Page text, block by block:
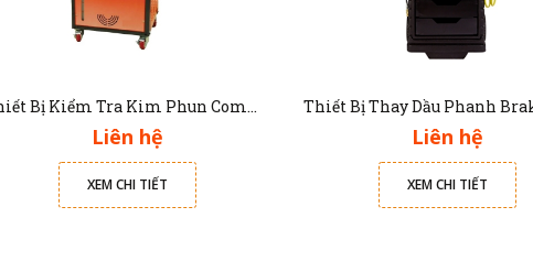
Thiết Bị Kiểm Tra Kim Phun Common Rail Diesel CRDI-100
Liên hệ
XEM CHI TIẾT
Liên hệ
XEM CHI TIẾT